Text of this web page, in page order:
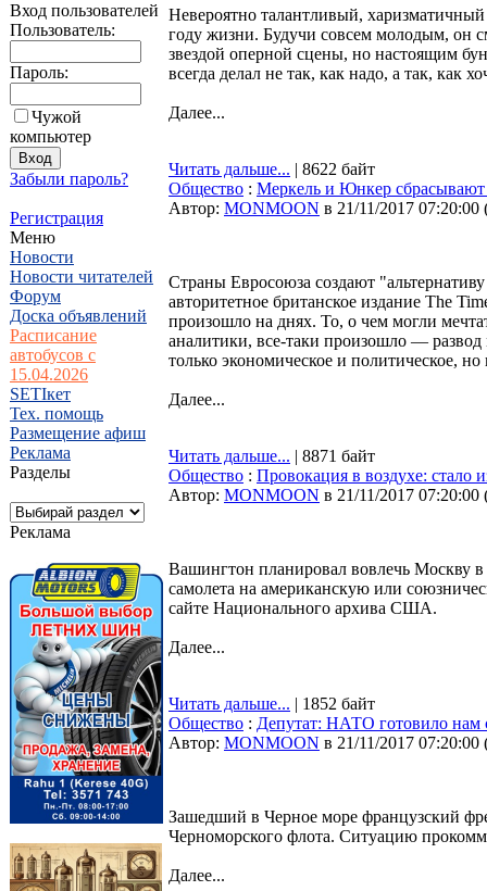
Вход пользователей
Пользователь:
Пароль:
Чужой
компьютер
Забыли пароль?
Регистрация
Меню
Новости
Новости читателей
Форум
Доска объявлений
Расписание
автобусов с
15.04.2026
SETIкет
Тех. помощь
Размещение афиш
Реклама
Разделы
Реклама
Невероятно талантливый,
году жизни. Будучи совсем молодым, он
звездой оперной сцены, но настоящим
всегда делал не так, как надо, а так, как
Далее...
Читать дальше... | 8622 байт
Общество : Меркель и Юнкер
Автор: MONMOON в 21/11/2017 07:20:00
Страны Евросоюза создают
авторитетное британское издание The
произошло на днях. То, о чем могли
аналитики, все-таки произошло —
только экономическое и политическое,
Далее...
Читать дальше... | 8871 байт
Общество : Провокация в воздухе: стало
Автор: MONMOON в 21/11/2017 07:20:00
Вашингтон планировал вовлечь Москву
самолета на американскую или
сайте Национального архива США.
Далее...
Читать дальше... | 1852 байт
Общество : Депутат: НАТО готовило нам
Автор: MONMOON в 21/11/2017 07:20:00
Зашедший в Черное море французский
Черноморского флота. Ситуацию
Далее...